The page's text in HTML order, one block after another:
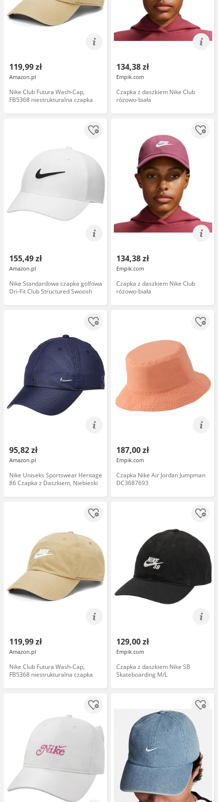
119,99 zł
Amazon.pl
Nike Club Futura Wash-Cap,
FB5368 niestrukturalna czapka
134,38 zł
Empik.com
Czapka z daszkiem Nike Club
różowo-biała
155,49 zł
Amazon.pl
Nike Standardowa czapka golfowa
Dri-Fit Club Structured Swoosh
134,38 zł
Empik.com
Czapka z daszkiem Nike Club
różowo-biała
95,82 zł
Amazon.pl
Nike Uniseks Sportswear Heritage
86 Czapka z Daszkiem, Niebieski
187,00 zł
Empik.com
Czapka Nike Air Jordan Jumpman
DC3687693
119,99 zł
Amazon.pl
Nike Club Futura Wash-Cap,
FB5368 niestrukturalna czapka
129,00 zł
Empik.com
Czapka z daszkiem Nike SB
Skateboarding M/L